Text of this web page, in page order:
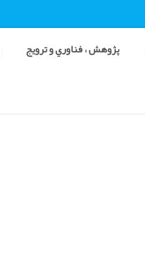
پژوهش ، فناوري و ترويج